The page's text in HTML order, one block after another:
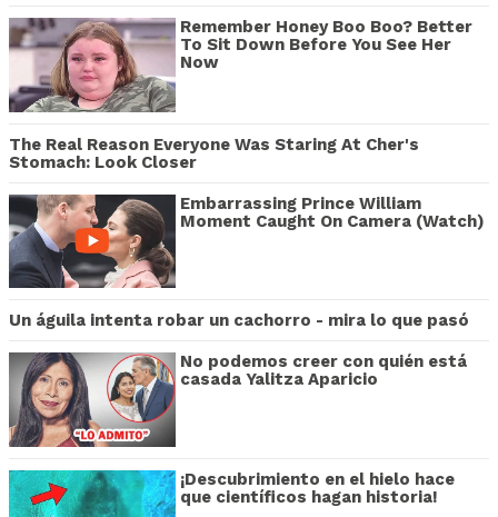
Remember Honey Boo Boo? Better
To Sit Down Before You See Her
Now
The Real Reason Everyone Was Staring At Cher's
Stomach: Look Closer
Embarrassing Prince William
Moment Caught On Camera (Watch)
Un águila intenta robar un cachorro - mira lo que pasó
No podemos creer con quién está
casada Yalitza Aparicio
¡Descubrimiento en el hielo hace
que científicos hagan historia!